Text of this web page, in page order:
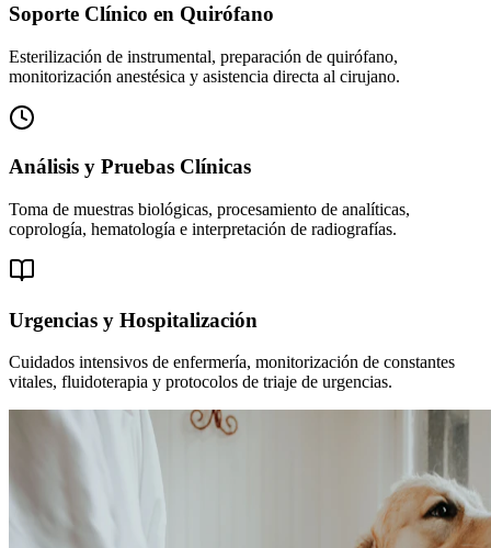
Soporte Clínico en Quirófano
Esterilización de instrumental, preparación de quirófano,
monitorización anestésica y asistencia directa al cirujano.
Análisis y Pruebas Clínicas
Toma de muestras biológicas, procesamiento de analíticas,
coprología, hematología e interpretación de radiografías.
Urgencias y Hospitalización
Cuidados intensivos de enfermería, monitorización de constantes
vitales, fluidoterapia y protocolos de triaje de urgencias.